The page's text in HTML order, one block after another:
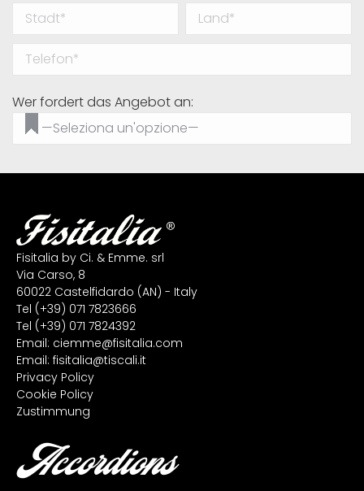
Wer fordert das Angebot an:
Fisitalia by Ci. & Emme. srl
Via Carso, 8
60022 Castelfidardo (AN) - Italy
Tel (+39) 071 7823666
Tel (+39) 071 7824392
Email: ciemme@fisitalia.com
Email: fisitalia@tiscali.it
Privacy Policy
Cookie Policy
Zustimmung
Accordions